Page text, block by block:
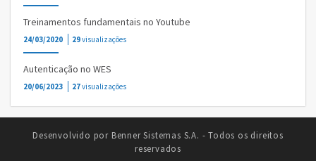
Treinamentos fundamentais no Youtube
24/03/2020 29visualizações
Autenticação no WES
20/06/2023 27visualizações
Desenvolvido por Benner Sistemas S.A. - Todos os direitos
reservados